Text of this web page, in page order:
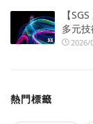
【
多元
2026/
熱門標籤